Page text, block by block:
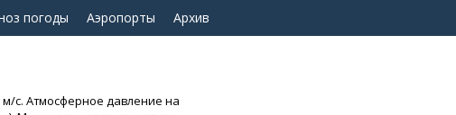
погоды Аэропорты Архив
м/с. Атмосферное давление на